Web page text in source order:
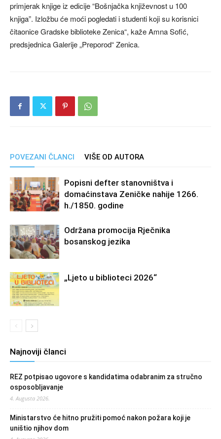
primjerak knjige iz edicije “Bošnjačka književnost u 100
knjiga”. Izložbu će moći pogledati i studenti koji su korisnici
čitaonice Gradske biblioteke Zenica“, kaže Amna Sofić,
predsjednica Galerije „Preporod“ Zenica.
POVEZANI ČLANCI VIŠE OD AUTORA
Popisni defter stanovništva i
domaćinstava Zeničke nahije 1266.
h./1850. godine
Održana promocija Rječnika
bosanskog jezika
„Ljeto u biblioteci 2026“
Najnoviji članci
REZ potpisao ugovore s kandidatima odabranim za stručno
osposobljavanje
4. Augusta 2026.
Ministarstvo će hitno pružiti pomoć nakon požara koji je
uništio njihov dom